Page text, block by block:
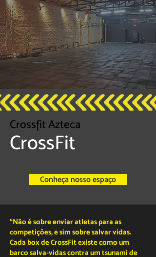
Crossfit Azteca
CrossFit
Conheça nosso espaço
“Não é sobre enviar atletas para as
competições, e sim sobre salvar vidas.
Cada box de CrossFit existe como um
barco salva-vidas contra um tsunami de